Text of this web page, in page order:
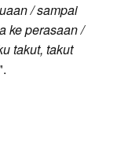
/ sampai
ke perasaan /
takut, takut